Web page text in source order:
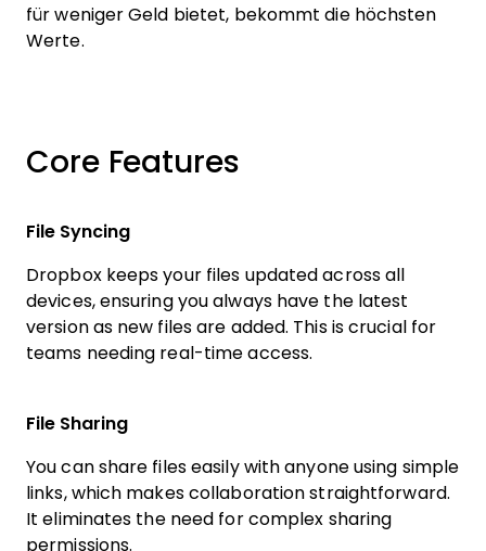
für weniger Geld bietet, bekommt die höchsten
Werte.
Core Features
File Syncing
Dropbox keeps your files updated across all
devices, ensuring you always have the latest
version as new files are added. This is crucial for
teams needing real-time access.
File Sharing
You can share files easily with anyone using simple
links, which makes collaboration straightforward.
It eliminates the need for complex sharing
permissions.